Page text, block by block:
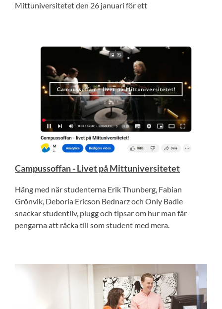
Mittuniversitetet den 26 januari för ett
Campussoffan - Livet på Mittuniversitetet
Häng med när studenterna Erik Thunberg, Fabian
Grönvik, Deboria Ericson Bednarz och Only Badle
snackar studentliv, plugg och tipsar om hur man får
pengarna att räcka till som student med mera.